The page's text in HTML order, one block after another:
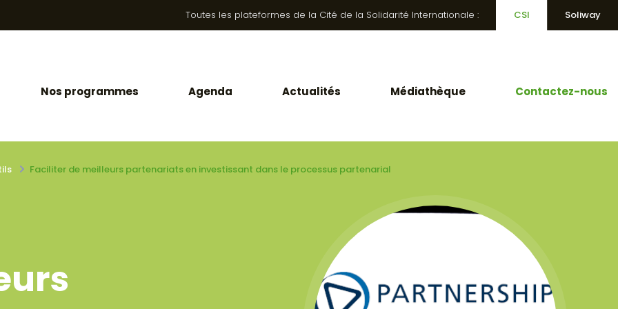
Toutes les plateformes de la Cité de la Solidarité Internationale : CSI Soliway
Nos programmes Agenda Actualités Médiathèque Contactez-nous
Faciliter de meilleurs partenariats en investissant dans le processus partenarial